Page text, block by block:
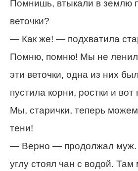
Помнишь, втыкали в землю
веточки?
— Как же! — подхватила
Помню, помню! Мы не
эти веточки, одна из них
пустила корни, ростки и вот
Мы, старички, теперь
тени!
— Верно — продолжал муж.
углу стоял чан с водой. Там